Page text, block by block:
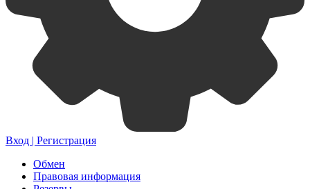
Вход | Регистрация
Обмен
Правовая информация